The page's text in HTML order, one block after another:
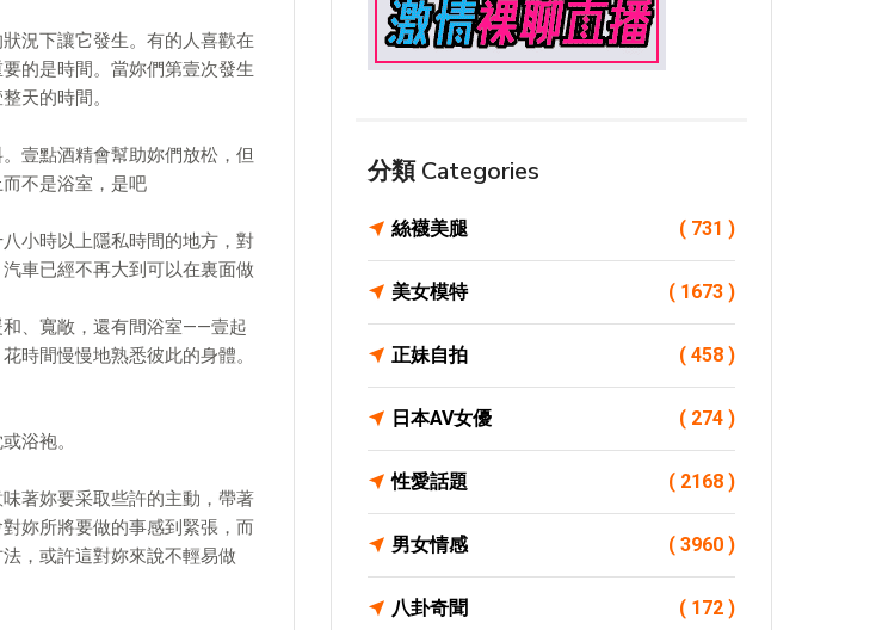
況下讓它發生。有的人喜歡在
的是時間。當妳們第壹次發生
天的時間。
壹點酒精會幫助妳們放松，但
不是浴室，是吧
小時以上隱私時間的地方，對
車已經不再大到可以在裏面做
、寬敞，還有間浴室——壹起
時間慢慢地熟悉彼此的身體。
浴袍。
著妳要采取些許的主動，帶著
妳所將要做的事感到緊張，而
，或許這對妳來說不輕易做
分類 Categories
絲襪美腿 ( 731 )
美女模特 ( 1673 )
正妹自拍 ( 458 )
日本AV女優 ( 274 )
性愛話題 ( 2168 )
男女情感 ( 3960 )
八卦奇聞 ( 172 )